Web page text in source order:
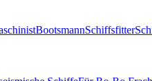
BootsmannSchiffsfitter